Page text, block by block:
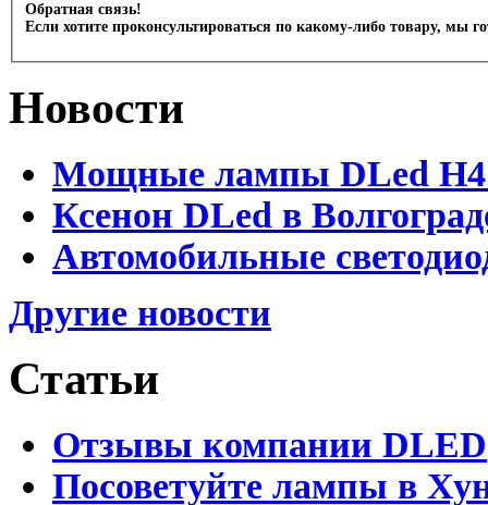
Обратная связь!
Если хотите проконсультироваться по какому-либо товару, мы
Новости
Мощные лампы DLed H4
Ксенон DLed в
Автомобильные
Другие новости
Статьи
Отзывы компании DLED
Посоветуйте лампы в